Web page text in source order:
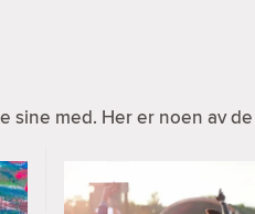
med. Her er noen av